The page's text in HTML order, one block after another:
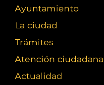
Ayuntamiento
La ciudad
Trámites
Atención ciudadana
Actualidad